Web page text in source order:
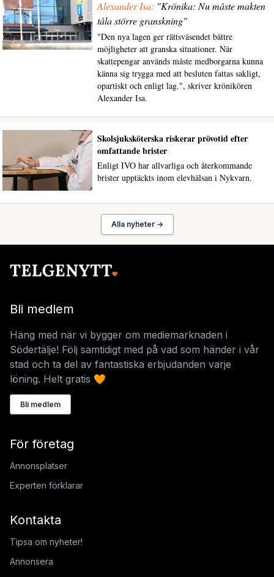
Alexander Isa: "Krönika: Nu måste makten
tåla större granskning"
"Den nya lagen ger rättsväsendet bättre
möjligheter att granska situationer. När
skattepengar används måste medborgarna kunna
känna sig trygga med att besluten fattas sakligt,
opartiskt och enligt lag.", skriver krönikören
Alexander Isa.
Skolsjuksköterska riskerar prövotid efter
omfattande brister
Enligt IVO har allvarliga och återkommande
brister upptäckts inom elevhälsan i Nykvarn.
Alla nyheter →
Bli medlem
Häng med när vi bygger om mediemarknaden i
Södertälje! Följ samtidigt med på vad som händer i vår
stad och ta del av fantastiska erbjudanden varje
löning. Helt gratis 🧡
Bli medlem
För företag
Annonsplatser
Experten förklarar
Kontakta
Tipsa om nyheter!
Annonsera